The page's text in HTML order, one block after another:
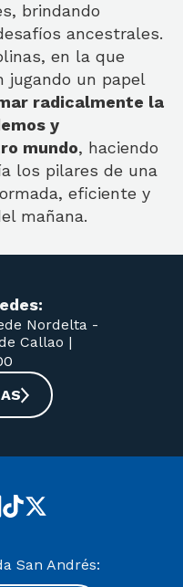
brindando
ancestrales.
en la que
jugando un papel
radicalmente la
y
mundo, haciendo
los pilares de una
eficiente y
mañana.
Nordelta -
Callao |
San Andrés: